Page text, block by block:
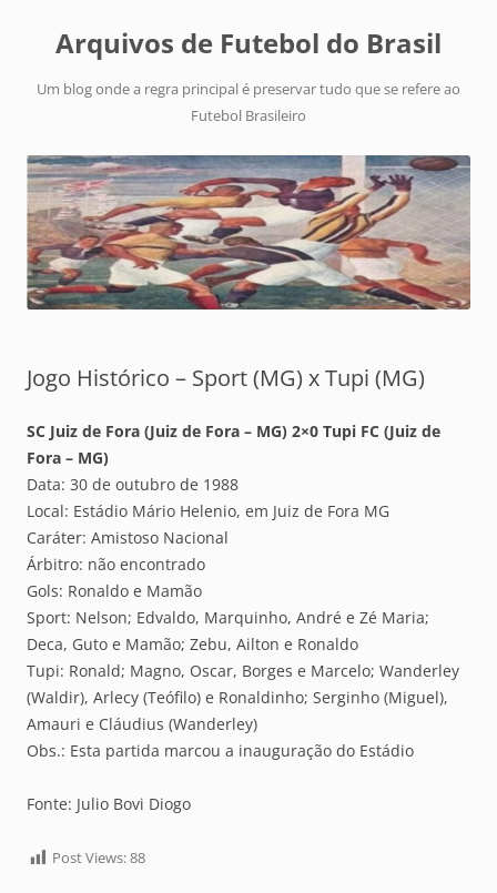
Arquivos de Futebol do Brasil
Um blog onde a regra principal é preservar tudo que se refere ao
Futebol Brasileiro
Jogo Histórico – Sport (MG) x Tupi (MG)
SC Juiz de Fora (Juiz de Fora – MG) 2×0 Tupi FC (Juiz de
Fora – MG)
Data: 30 de outubro de 1988
Local: Estádio Mário Helenio, em Juiz de Fora MG
Caráter: Amistoso Nacional
Árbitro: não encontrado
Gols: Ronaldo e Mamão
Sport: Nelson; Edvaldo, Marquinho, André e Zé Maria;
Deca, Guto e Mamão; Zebu, Ailton e Ronaldo
Tupi: Ronald; Magno, Oscar, Borges e Marcelo; Wanderley
(Waldir), Arlecy (Teófilo) e Ronaldinho; Serginho (Miguel),
Amauri e Cláudius (Wanderley)
Obs.: Esta partida marcou a inauguração do Estádio
Fonte: Julio Bovi Diogo
Post Views:88